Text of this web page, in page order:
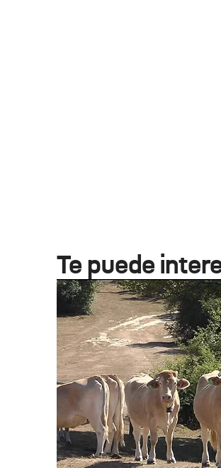
Te puede